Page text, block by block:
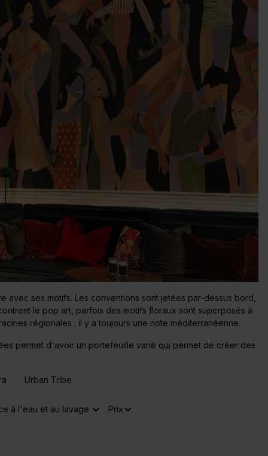
ses motifs. Les conventions sont jetées par-dessus bord,
le pop art, parfois des motifs floraux sont superposés à
régionales : il y a toujours une note méditerranéenne.
permet d'avoir un portefeuille varié qui permet de créer des
Urban Tribe
à l'eau et au lavage Prix